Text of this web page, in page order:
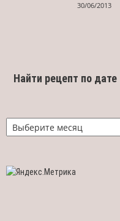
30/06/2013
Найти рецепт по дате
Найти
рецепт